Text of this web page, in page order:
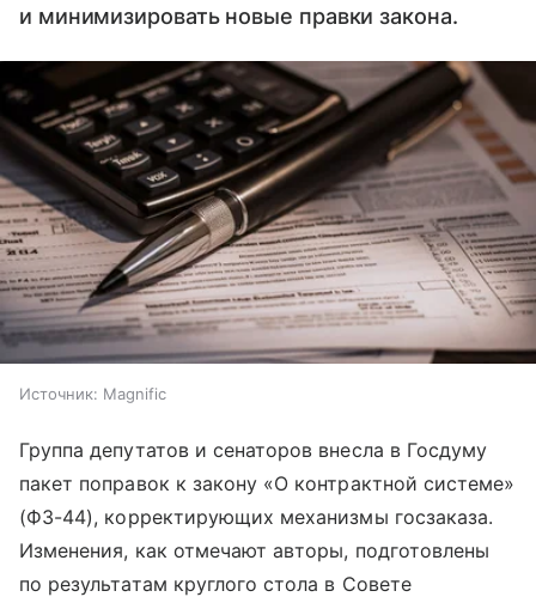
и минимизировать новые правки закона.
Источник: Magnific
Группа депутатов и сенаторов внесла в Госдуму
пакет поправок к закону «О контрактной системе»
(ФЗ-44), корректирующих механизмы госзаказа.
Изменения, как отмечают авторы, подготовлены
по результатам круглого стола в Совете